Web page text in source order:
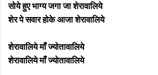
सोये हुए भाग्य जगा जा शेरावालिये
शेर पे सवार होके आजा शेरावालिये
शेरावालिये माँ ज्योतावालिये
शेरावालिये माँ ज्योतावालिये